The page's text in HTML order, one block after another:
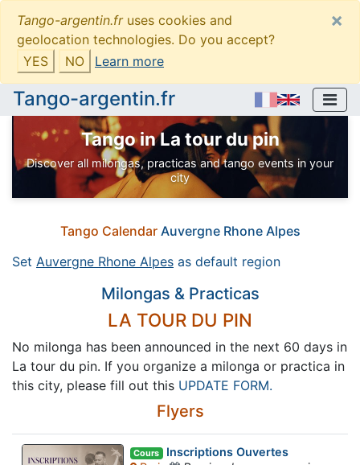
Tango-argentin.fruses cookies and
geolocation technologies. Do you accept?
YES
NO Learn more
×
Tango-argentin.fr
Tango in La tour du pin
Discover all milongas, practicas and tango events in your
city
Tango Calendar Auvergne Rhone Alpes
Set Auvergne Rhone Alpes as default region
Milongas & Practicas
LA TOUR DU PIN
No milonga has been announced in the next 60 days in
La tour du pin. If you organize a milonga or practica in
this city, please fill out this UPDATE FORM.
Flyers
Cours Inscriptions Ouvertes